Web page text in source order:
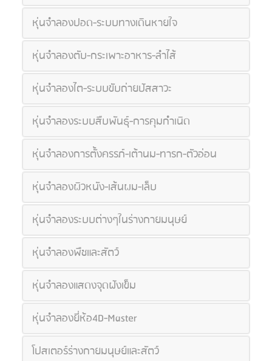
หุ่นจำลองปอด-ระบบทางเดินหายใจ
หุ่นจำลองตับ-กระเพาะอาหาร-ลำไส้
หุ่นจำลองไต-ระบบขับถ่ายปัสสาวะ
หุ่นจำลองระบบสืบพันธุ์-การคุมกำเนิด
หุ่นจำลองการตั้งครรภ์-เต้านม-ทารก-ตัวอ่อน
หุ่นจำลองผิวหนัง-เส้นผม-เล็บ
หุ่นจำลองระบบต่างๆในร่างกายมนุษย์
หุ่นจำลองพืชและสัตว์
หุ่นจำลองแสดงจุดฝังเข็ม
หุ่นจำลองยี่ห้อ4D-Master
โปสเตอร์ร่างกายมนุษย์และสัตว์